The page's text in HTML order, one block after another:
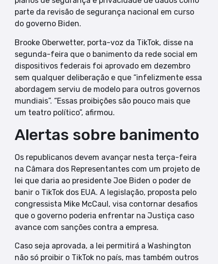
parte da revisão de segurança nacional em curso
do governo Biden.
Brooke Oberwetter, porta-voz da TikTok, disse na
segunda-feira que o banimento da rede social em
dispositivos federais foi aprovado em dezembro
sem qualquer deliberação e que “infelizmente essa
abordagem serviu de modelo para outros governos
mundiais”. “Essas proibições são pouco mais que
um teatro político”, afirmou.
Alertas sobre banimento
Os republicanos devem avançar nesta terça-feira
na Câmara dos Representantes com um projeto de
lei que daria ao presidente Joe Biden o poder de
banir o TikTok dos EUA. A legislação, proposta pelo
congressista Mike McCaul, visa contornar desafios
que o governo poderia enfrentar na Justiça caso
avance com sanções contra a empresa.
Caso seja aprovada, a lei permitirá a Washington
não só proibir o TikTok no país, mas também outros